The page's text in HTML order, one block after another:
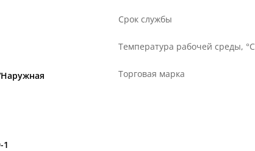
Срок службы
Температура рабочей среды, °С
Торговая марка
1